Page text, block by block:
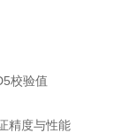
校验值
精度与性能